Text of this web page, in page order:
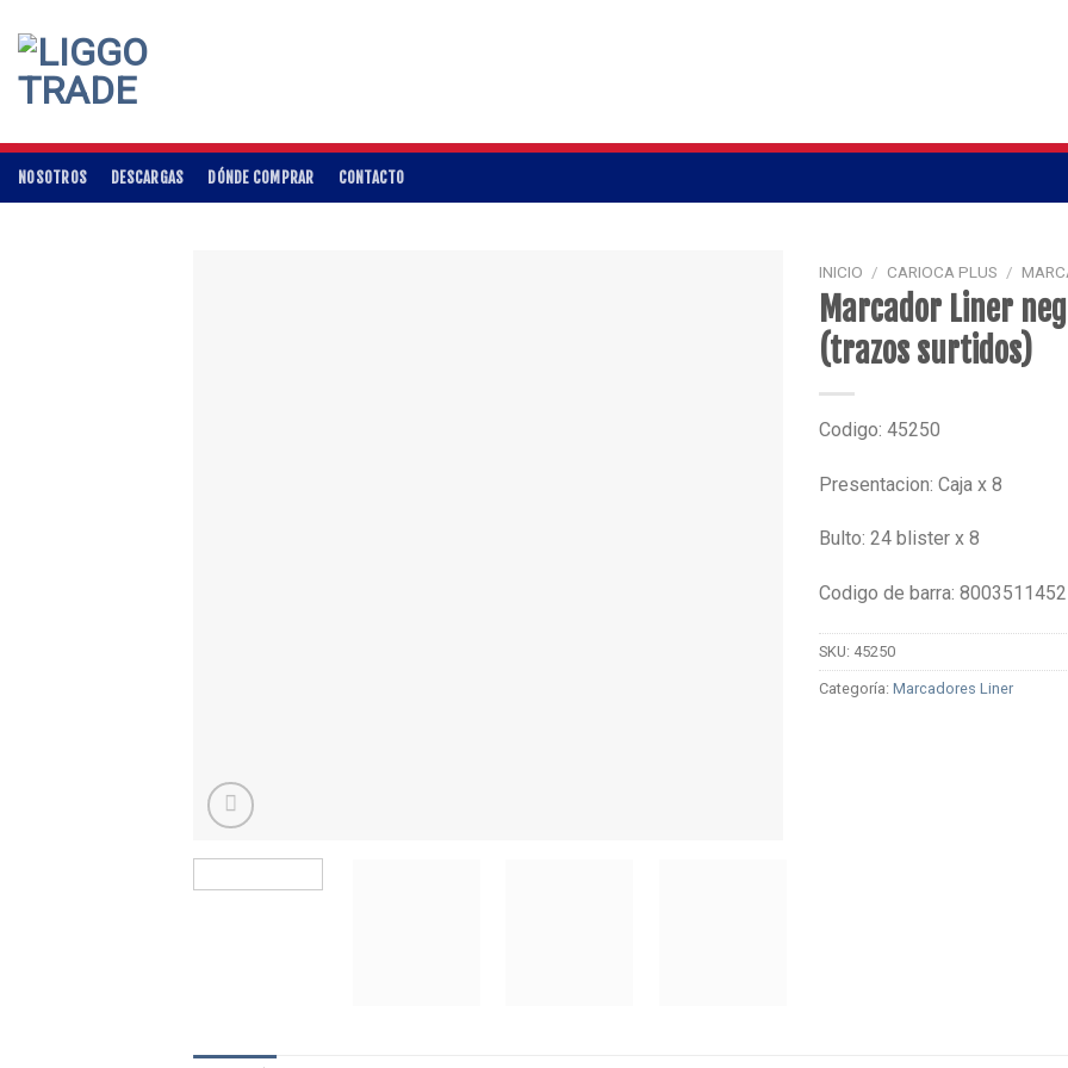
content
NOSOTROS DESCARGAS DÓNDE COMPRAR CONTACTO
INICIO / CARIOCA PLUS /
Marcador Liner
(trazos surtidos)
Codigo: 45250
Presentacion: Caja x 8
Bulto: 24 blister x 8
Codigo de barra:
SKU: 45250
Categoría: Marcadores Liner